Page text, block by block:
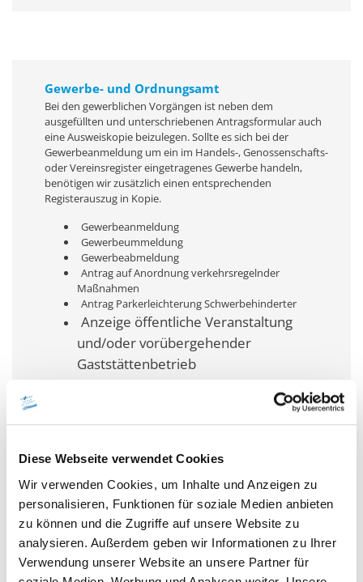
Diese Webseite verwendet Cookies
Wir verwenden Cookies, um Inhalte und Anzeigen zu
personalisieren, Funktionen für soziale Medien anbieten
zu können und die Zugriffe auf unsere Website zu
analysieren. Außerdem geben wir Informationen zu Ihrer
Verwendung unserer Website an unsere Partner für
Gewerbe- und Ordnungsamt
Bei den gewerblichen Vorgängen ist neben dem
ausgefüllten und unterschriebenen Antragsformular auch
eine Ausweiskopie beizulegen. Sollte es sich bei der
Gewerbeanmeldung um ein im Handels-, Genossenschafts-
oder Vereinsregister eingetragenes Gewerbe handeln,
benötigen wir zusätzlich einen entsprechenden
Registerauszug in Kopie.
Gewerbeanmeldung
Gewerbeummeldung
Gewerbeabmeldung
Antrag auf Anordnung verkehrsregelnder
Maßnahmen
Antrag Parkerleichterung Schwerbehinderter
Anzeige öffentliche Veranstaltung
und/oder vorübergehender
Gaststättenbetrieb
Allg. Hinweis zum Bauantrag
Bauantrag
Ergänzungsblatt zum Bauantrag
"Geländeaufschüttung"
Baubeschreibung
Baubeginnanzeige
Beseitigungsanzeige